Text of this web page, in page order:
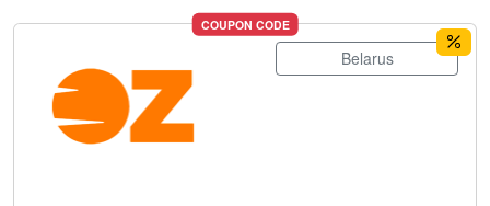
COUPON CODE
Belarus